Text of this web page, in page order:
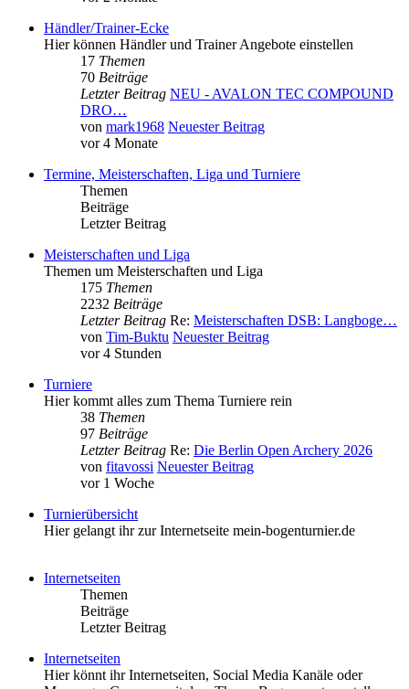
Händler/Trainer-Ecke
Hier können Händler und Trainer Angebote einstellen
17 Themen
70 Beiträge
Letzter Beitrag NEU - AVALON TEC COMPOUND
DRO…
von mark1968 Neuester Beitrag
vor 4 Monate
Termine, Meisterschaften, Liga und Turniere
Themen
Beiträge
Letzter Beitrag
Meisterschaften und Liga
Themen um Meisterschaften und Liga
175 Themen
2232 Beiträge
Letzter Beitrag Re: Meisterschaften DSB: Langboge…
von Tim-Buktu Neuester Beitrag
vor 4 Stunden
Turniere
Hier kommt alles zum Thema Turniere rein
38 Themen
97 Beiträge
Letzter Beitrag Re: Die Berlin Open Archery 2026
von fitavossi Neuester Beitrag
vor 1 Woche
Turnierübersicht
Hier gelangt ihr zur Internetseite mein-bogenturnier.de
Internetseiten
Themen
Beiträge
Letzter Beitrag
Internetseiten
Hier könnt ihr Internetseiten, Social Media Kanäle oder